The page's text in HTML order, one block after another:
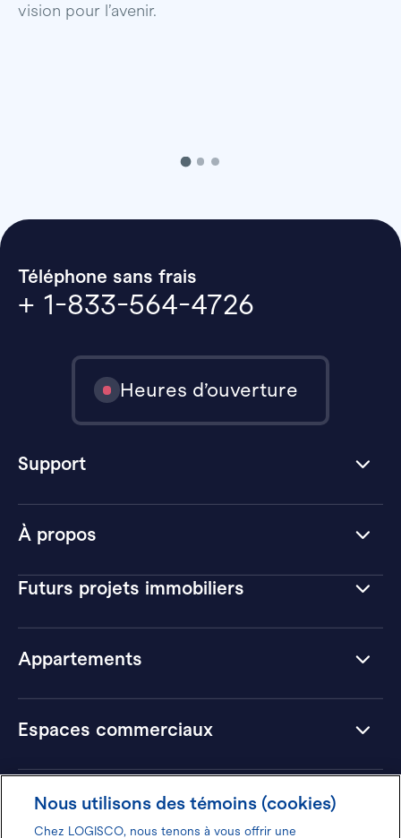
vision pour l’avenir.
À propos
Futurs projets immobiliers
Appartements
Espaces commerciaux
Hôtels
Téléphone sans frais
+ 1-833-564-4726
Heures d’ouverture
Support
Nous utilisons des témoins (cookies)
Chez LOGISCO, nous tenons à vous offrir une